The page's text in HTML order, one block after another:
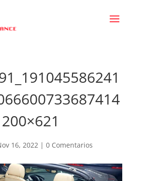
16, 2022| 0 Comentarios